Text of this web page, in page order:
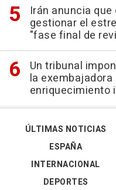
Irán anuncia
gestionar el
"fase final de
Un tribunal
la exembajadora
enriquecimiento
ÚLTIMAS NOTICIAS
ESPAÑA
INTERNACIONAL
DEPORTES